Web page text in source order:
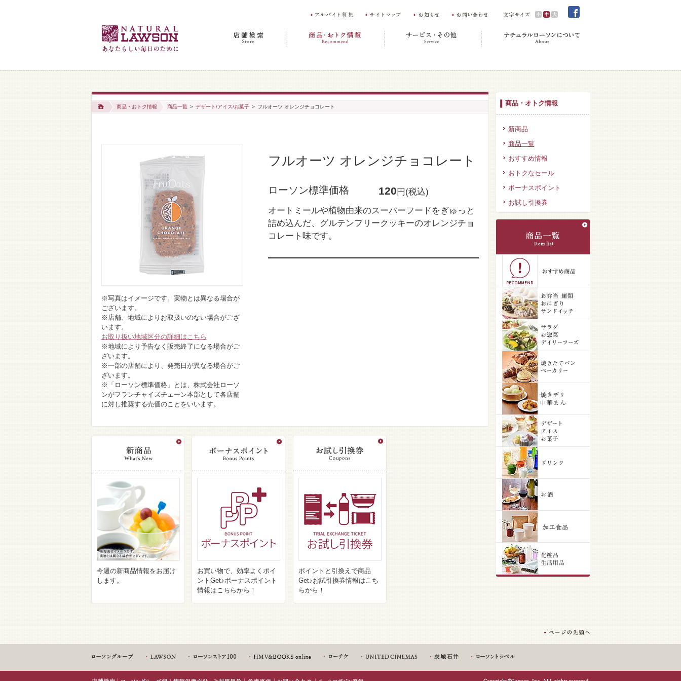
商品・おトク情報 商品一覧 > デザート/アイス/お菓子 > フルオーツ オレンジチョコレート
フルオーツ オレンジチョコレート
ローソン標準価格 120 円(税込)
オートミールや植物由来のスーパーフードをぎゅっと
詰め込んだ、グルテンフリークッキーのオレンジチョ
コレート味です。
※写真はイメージです。実物とは異なる場合が
ございます。
※店舗、地域によりお取扱いのない場合がござ
います。
お取り扱い地域区分の詳細はこちら
※地域により予告なく販売終了になる場合がご
ざいます。
※一部の店舗により、発売日が異なる場合がご
ざいます。
※「ローソン標準価格」とは、株式会社ローソ
ンがフランチャイズチェーン本部として各店舗
に対し推奨する売価のことをいいます。
今週の新商品情報をお届け
します。
お買い物で、効率よくポイ
ントGet♪ボーナスポイント
情報はこちらから！
ポイントと引換えで商品
Get♪お試引換券情報はこち
らから！
商品・オトク情報
新商品
商品一覧
おすすめ情報
おトクなセール
ボーナスポイント
お試し引換券